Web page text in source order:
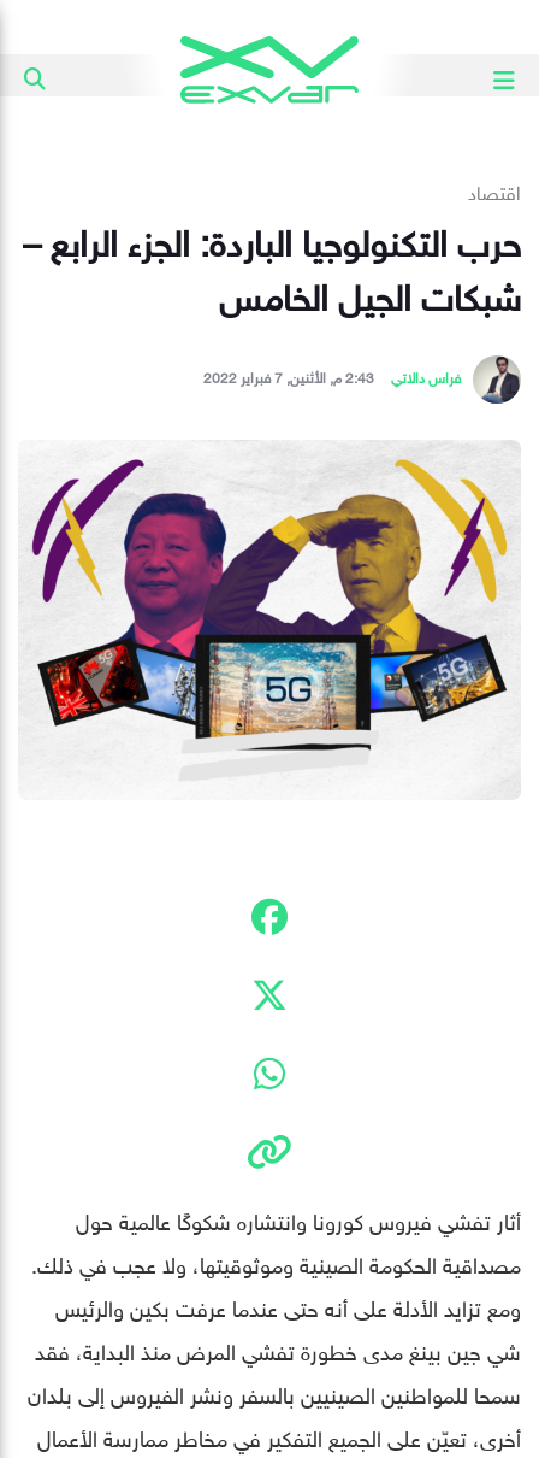
اقتصاد
حرب التكنولوجيا الباردة: الجزء الرابع –
شبكات الجيل الخامس
فراس دالاتي 2:43 م, الأثنين, 7 فبراير 2022
أثار تفشي فيروس كورونا وانتشاره شكوكًا عالمية حول
مصداقية الحكومة الصينية وموثوقيتها، ولا عجب في ذلك.
ومع تزايد الأدلة على أنه حتى عندما عرفت بكين والرئيس
شي جين بينغ مدى خطورة تفشي المرض منذ البداية، فقد
سمحا للمواطنين الصينيين بالسفر ونشر الفيروس إلى بلدان
أخرى، تعيّن على الجميع التفكير في مخاطر ممارسة الأعمال